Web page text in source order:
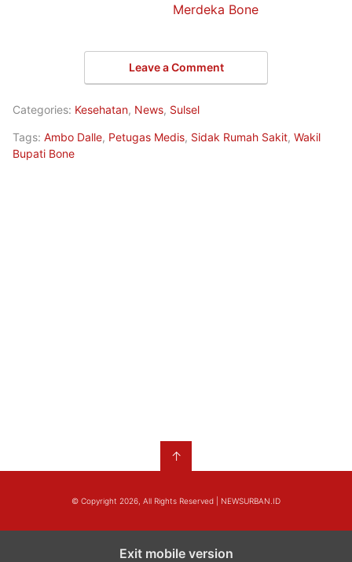
Merdeka Bone
Leave a Comment
Categories: Kesehatan, News, Sulsel
Tags: Ambo Dalle, Petugas Medis, Sidak Rumah Sakit, Wakil
Bupati Bone
↑
© Copyright 2026, All Rights Reserved | NEWSURBAN.ID
Exit mobile version